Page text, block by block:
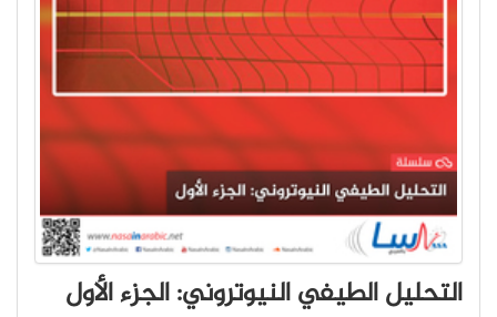
التحليل الطيفي النيوتروني: الجزء الأول